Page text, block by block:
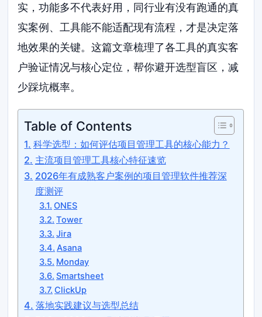
实，功能多不代表好用，同行业有没有跑通的真
实案例、工具能不能适配现有流程，才是决定落
地效果的关键。这篇文章梳理了各工具的真实客
户验证情况与核心定位，帮你避开选型盲区，减
少踩坑概率。
Table of Contents
科学选型：如何评估项目管理工具的核心能力？
主流项目管理工具核心特征速览
2026年有成熟客户案例的项目管理软件推荐深
度测评
ONES
Tower
Jira
Asana
Monday
Smartsheet
ClickUp
落地实践建议与选型总结